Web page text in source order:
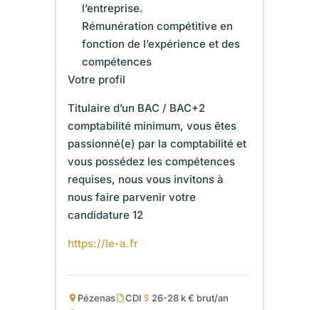
l’entreprise.
Rémunération compétitive en
fonction de l’expérience et des
compétences
Votre profil
Titulaire d’un BAC / BAC+2
comptabilité minimum, vous êtes
passionné(e) par la comptabilité et
vous possédez les compétences
requises, nous vous invitons à
nous faire parvenir votre
candidature 12
https://le-a.fr
Pézenas CDI
26-28 k € brut/an